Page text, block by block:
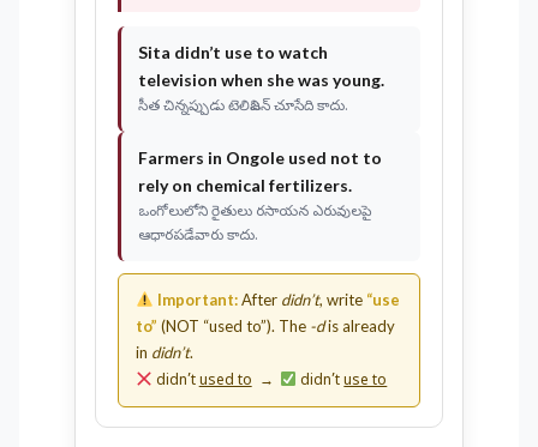
Sita didn’t use to watch
television when she was young.
సీత చిన్నప్పుడు టెలివిజన్ చూసేది కాదు.
Farmers in Ongole used not to
rely on chemical fertilizers.
ఒంగోలులోని రైతులు రసాయన ఎరువులపై
ఆధారపడేవారు కాదు.
Important:After didn’t, write “use
to” (NOT “used to”). The -dis already
in didn’t.
didn’tused to→ didn’tuse to